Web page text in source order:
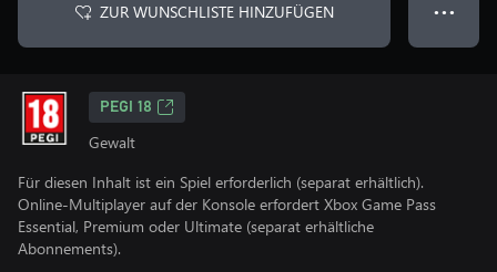
ZUR WUNSCHLISTE HINZUFÜGEN ● ● ●
PEGI 18
Gewalt
Für diesen Inhalt ist ein Spiel erforderlich (separat erhältlich).
Online-Multiplayer auf der Konsole erfordert Xbox Game Pass
Essential, Premium oder Ultimate (separat erhältliche
Abonnements).